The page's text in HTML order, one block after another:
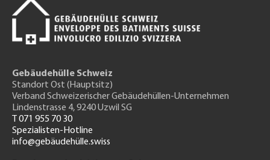
Gebäudehülle Schweiz
Standort Ost (Hauptsitz)
Verband Schweizerischer Gebäudehüllen-Unternehmen
Lindenstrasse 4, 9240 Uzwil SG
T 071 955 70 30
Spezialisten-Hotline
info@gebäudehülle.swiss